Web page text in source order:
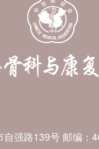
自强路139号 邮编：